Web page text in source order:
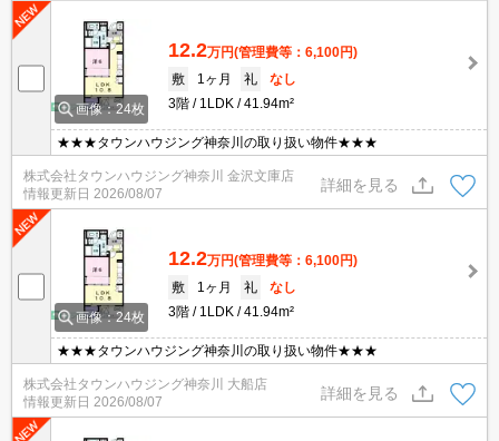
画像：24枚
12.2万円(管理費等：6,100円)
敷
1ヶ月 礼
なし
3階
1LDK 41.94m²
★★★タウンハウジング神奈川の取り扱い物件★★★
株式会社タウンハウジング神奈川 金沢文庫店
情報更新日 2026/08/07
詳細を見る
画像：24枚
12.2万円(管理費等：6,100円)
敷
1ヶ月 礼
なし
3階
1LDK 41.94m²
★★★タウンハウジング神奈川の取り扱い物件★★★
株式会社タウンハウジング神奈川 大船店
情報更新日 2026/08/07
詳細を見る